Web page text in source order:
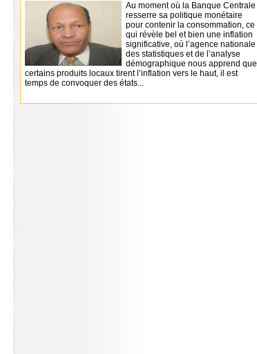
Au moment où la Banque Centrale
resserre sa politique monétaire
pour contenir la consommation, ce
qui révèle bel et bien une inflation
significative, où l’agence nationale
des statistiques et de l’analyse
démographique nous apprend que
certains produits locaux tirent l’inflation vers le haut, il est
temps de convoquer des états...